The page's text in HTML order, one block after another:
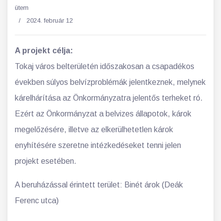
ütem
2024. február 12
A projekt célja:
Tokaj város belterületén időszakosan a csapadékos
években súlyos belvízproblémák jelentkeznek, melynek
kárelhárítása az Önkormányzatra jelentős terheket ró.
Ezért az Önkormányzat a belvizes állapotok, károk
megelőzésére, illetve az elkerülhetetlen károk
enyhítésére szeretne intézkedéseket tenni jelen
projekt esetében.
A beruházással érintett terület: Binét árok (Deák
Ferenc utca)